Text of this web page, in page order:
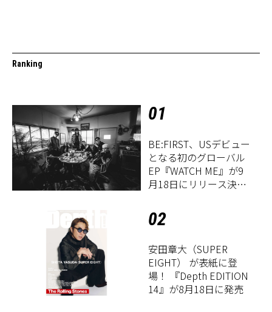
Ranking
01
BE:FIRST、USデビュー
となる初のグローバル
EP『WATCH ME』が9
月18日にリリース決
02
安田章大（SUPER
EIGHT） が表紙に登
場！ 『Depth EDITION
14』が8月18日に発売